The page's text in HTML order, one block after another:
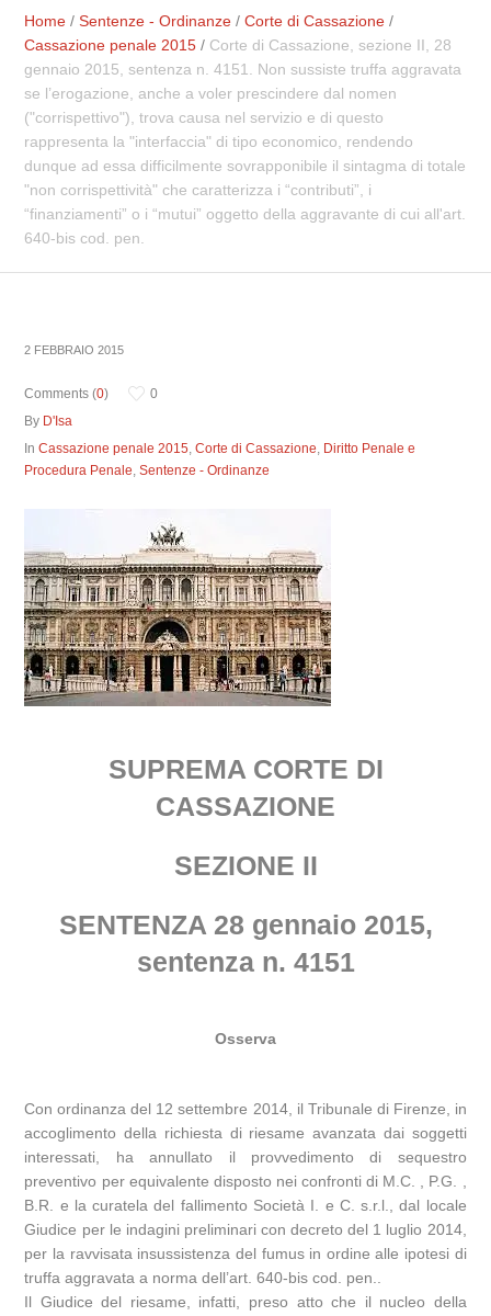
Home /Sentenze - Ordinanze /Corte di Cassazione /
Cassazione penale 2015 / Corte di Cassazione, sezione II, 28
gennaio 2015, sentenza n. 4151. Non sussiste truffa aggravata
se l’erogazione, anche a voler prescindere dal nomen
("corrispettivo"), trova causa nel servizio e di questo
rappresenta la "interfaccia" di tipo economico, rendendo
dunque ad essa difficilmente sovrapponibile il sintagma di totale
"non corrispettività" che caratterizza i “contributi”, i
“finanziamenti” o i “mutui” oggetto della aggravante di cui all'art.
640-bis cod. pen.
2 FEBBRAIO 2015
Comments (0)
0
By D'Isa
InCassazione penale 2015,Corte di Cassazione, Diritto Penale e
Procedura Penale,Sentenze - Ordinanze
SUPREMA CORTE DI
CASSAZIONE
SEZIONE II
SENTENZA 28 gennaio 2015,
sentenza n. 4151
Osserva
Con ordinanza del 12 settembre 2014, il Tribunale di Firenze, in
accoglimento della richiesta di riesame avanzata dai soggetti
interessati, ha annullato il provvedimento di sequestro
preventivo per equivalente disposto nei confronti di M.C. , P.G. ,
B.R. e la curatela del fallimento Società I. e C. s.r.l., dal locale
Giudice per le indagini preliminari con decreto del 1 luglio 2014,
per la ravvisata insussistenza del fumus in ordine alle ipotesi di
truffa aggravata a norma dell’art. 640-bis cod. pen..
Il Giudice del riesame, infatti, preso atto che il nucleo della